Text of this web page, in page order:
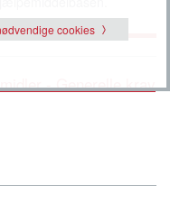
- Generelle krav
cookies